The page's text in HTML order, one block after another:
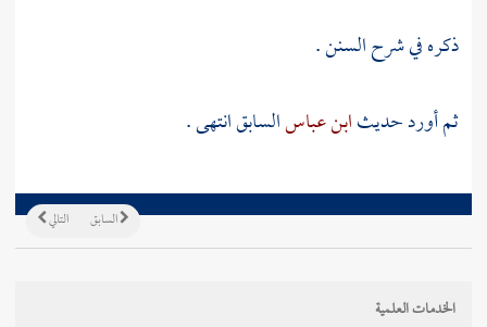
ذكره في شرح السنن .
ثم أورد حديثابن عباسالسابق انتهى .
التالي السابق
الخدمات العلمية